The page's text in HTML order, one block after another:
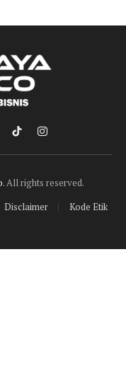
TikTokInstagram
. All rights reserved.
Disclaimer Kode Etik